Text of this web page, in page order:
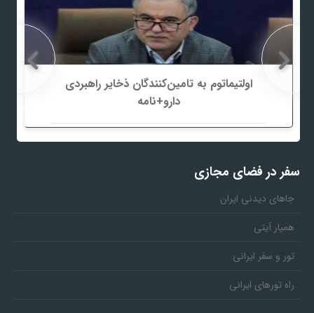
اولتیماتوم به تامین‌کنندگان ذخایر راهبردی
دارو+نامه
سفر در فضای مجازی
جاهای دیدنی ایران
همیار آیتی
تور و سفر ایرانی
راه تورهای ایرانی